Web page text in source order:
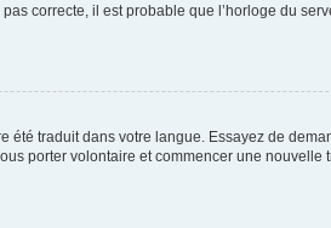
correcte, il est probable que l’horloge du
traduit dans votre langue. Essayez de
porter volontaire et commencer une